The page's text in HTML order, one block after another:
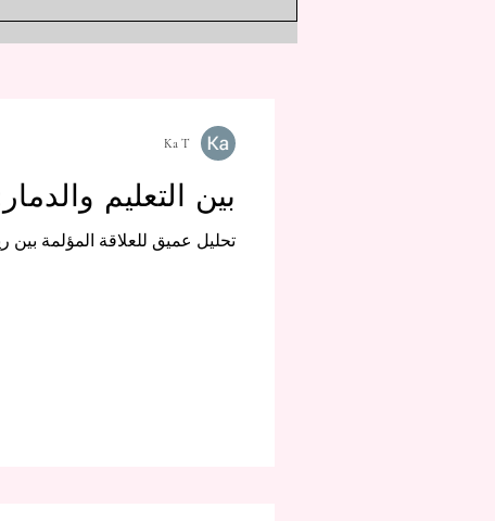
بين التعليم
تحليل عميق للعلاقة المؤلمة
Ka T